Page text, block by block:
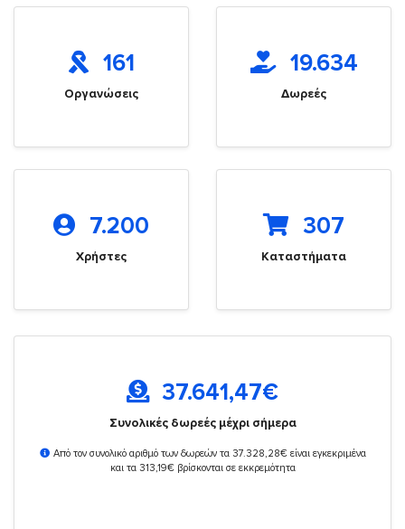
161
Οργανώσεις
19.634
Δωρεές
7.200
Χρήστες
307
Καταστήματα
37.641,47€
Συνολικές δωρεές μέχρι σήμερα
Από τον συνολικό αριθμό των δωρεών τα 37.328,28€ είναι εγκεκριμένα
και τα 313,19€ βρίσκονται σε εκκρεμότητα